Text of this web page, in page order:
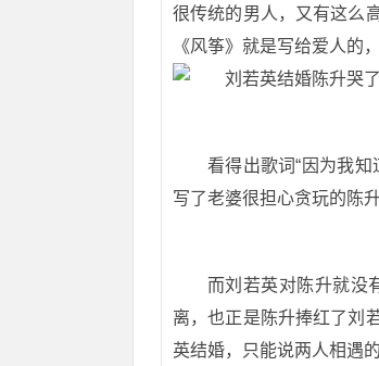
很传统的男人，又有这么
《风筝》就是写给爱人的
看得出歌词“因为我
写了老婆很担心贪玩的陈
而刘若英对陈升就没
离，也正是陈升捧红了刘
英结婚，只能说两人相遇